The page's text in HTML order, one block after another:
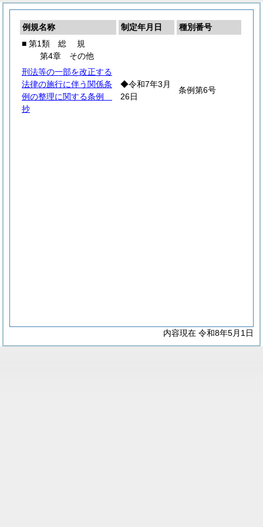
例規名称 制定年月日
種別番号
■ 第1類 総 規
第4章 その他
刑法等の一部を改正する
法律の施行に伴う関係条
例の整理に関する条例
抄
◆令和7年3月
26日
条例第6号
内容現在 令和8年5月1日